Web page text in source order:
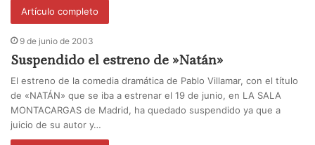
Artículo completo
9 de junio de 2003
Suspendido el estreno de »Natán»
El estreno de la comedia dramática de Pablo Villamar, con el título
de «NATÁN» que se iba a estrenar el 19 de junio, en LA SALA
MONTACARGAS de Madrid, ha quedado suspendido ya que a
juicio de su autor y…